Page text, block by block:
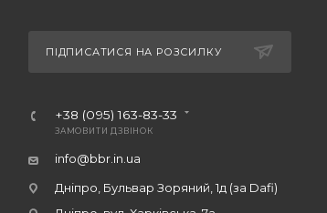
ПІДПИСАТИСЯ НА РОЗСИЛКУ
+38 (095) 163-83-33
ЗАМОВИТИ ДЗВІНОК
info@bbr.in.ua
Дніпро, Бульвар Зоряний, 1д (за Dafi)